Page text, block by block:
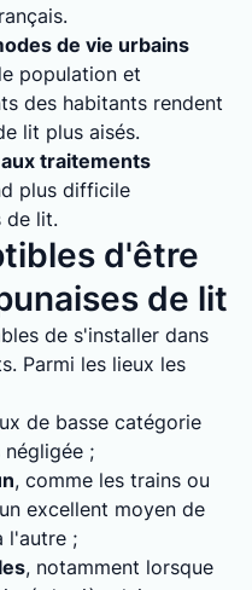
de vie urbains
population et
des habitants rendent
lit plus aisés.
traitements
plus difficile
de lit.
d'être
de lit
de s'installer dans
Parmi les lieux les
de basse catégorie
;
, comme les trains ou
excellent moyen de
l'autre ;
, notamment lorsque